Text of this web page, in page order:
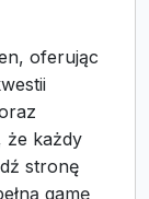
oferując
że każdy
stronę
gamę